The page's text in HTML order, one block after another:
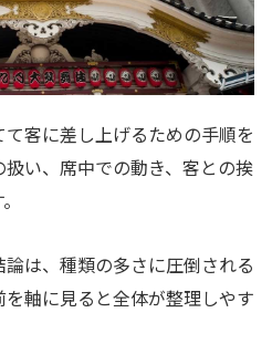
客に差し上げるための手順を
い、席中での動き、客との挨
は、種類の多さに圧倒される
軸に見ると全体が整理しやす